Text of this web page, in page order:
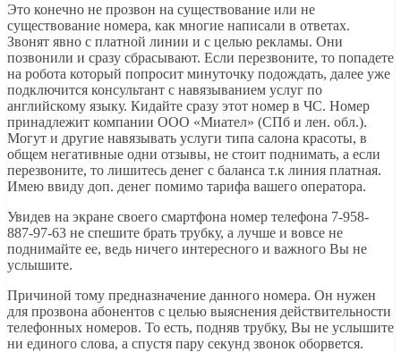
Это конечно не прозвон на существование или не
существование номера, как многие написали в ответах.
Звонят явно с платной линии и с целью рекламы. Они
позвонили и сразу сбрасывают. Если перезвоните, то попадете
на робота который попросит минуточку подождать, далее уже
подключится консультант с навязыванием услуг по
английскому языку. Кидайте сразу этот номер в ЧС. Номер
принадлежит компании ООО «Миател» (СПб и лен. обл.).
Могут и другие навязывать услуги типа салона красоты, в
общем негативные одни отзывы, не стоит поднимать, а если
перезвоните, то лишитесь денег с баланса т.к линия платная.
Имею ввиду доп. денег помимо тарифа вашего оператора.
Увидев на экране своего смартфона номер телефона 7-958-
887-97-63 не спешите брать трубку, а лучше и вовсе не
поднимайте ее, ведь ничего интересного и важного Вы не
услышите.
Причиной тому предназначение данного номера. Он нужен
для прозвона абонентов с целью выяснения действительности
телефонных номеров. То есть, подняв трубку, Вы не услышите
ни единого слова, а спустя пару секунд звонок оборвется.